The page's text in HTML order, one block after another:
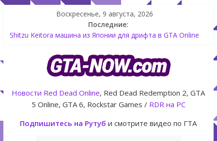
Воскресенье, 9 августа, 2026
Последние:
Shitzu Keitora машина из Японии для дрифта в GTA Online
GTA Online уже 14 июля
GTA Online: Rockstar запускает программу Fine Art Collector
с наградами
Летнее обновление для GTA 5 Online The Kortz Center Heist
Как создать аккаунт Rockstar Games Social Club инструкция
Новости Red Dead Online, Red Dead Redemption 2, GTA
5 Online, GTA 6, Rockstar Games / RDR на PC
Подпишитесь на Рутуб и смотрите видео по ГТА